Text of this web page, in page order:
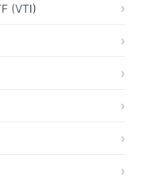
(VTI)